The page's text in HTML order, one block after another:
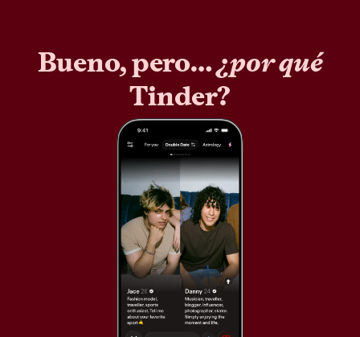
Bueno, pero…¿por qué
Tinder?